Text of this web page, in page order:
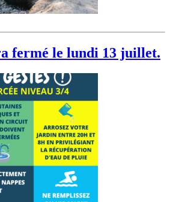
fermé le lundi 13 juillet.